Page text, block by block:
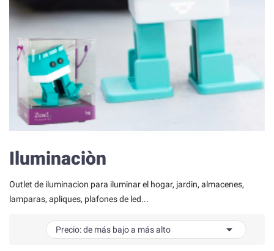
Iluminaciòn
Outlet de iluminacion para iluminar el hogar, jardin, almacenes,
lamparas, apliques, plafones de led...
Precio: de más bajo a más alto 